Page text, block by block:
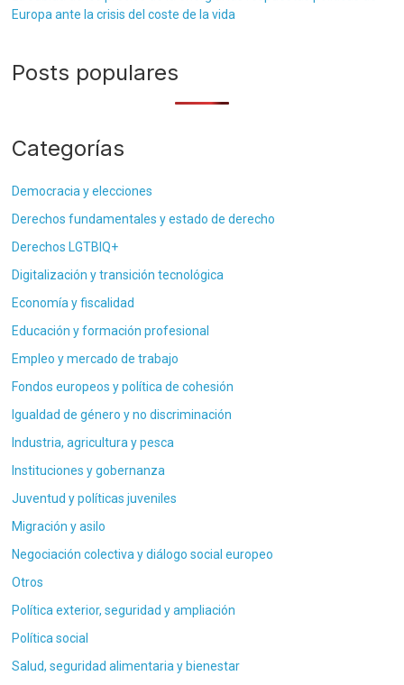
Europa ante la crisis del coste de la vida
Posts populares
Categorías
Democracia y elecciones
Derechos fundamentales y estado de derecho
Derechos LGTBIQ+
Digitalización y transición tecnológica
Economía y fiscalidad
Educación y formación profesional
Empleo y mercado de trabajo
Fondos europeos y política de cohesión
Igualdad de género y no discriminación
Industria, agricultura y pesca
Instituciones y gobernanza
Juventud y políticas juveniles
Migración y asilo
Negociación colectiva y diálogo social europeo
Otros
Política exterior, seguridad y ampliación
Política social
Salud, seguridad alimentaria y bienestar